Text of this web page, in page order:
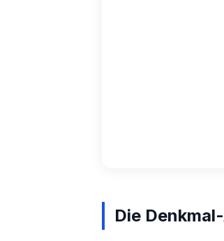
Die